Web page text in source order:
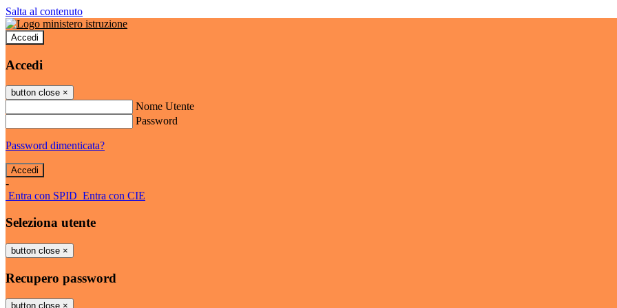
Salta al contenuto
Accedi
Accedi
button close ×
Nome Utente
Password
Password dimenticata?
-
Entra con SPID Entra con CIE
Seleziona utente
button close ×
Recupero password
button close ×